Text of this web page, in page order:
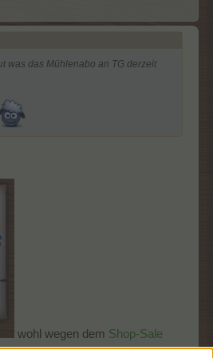
was das Mühlenabo an TG derzeit
wohl wegen dem Shop-Sale